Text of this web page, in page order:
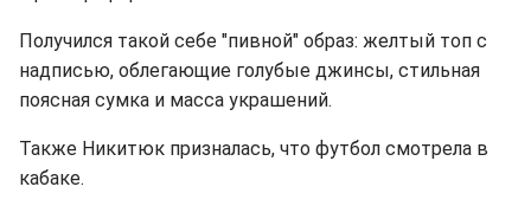
Получился такой себе "пивной" образ: желтый топ с
надписью, облегающие голубые джинсы, стильная
поясная сумка и масса украшений.
Также Никитюк призналась, что футбол смотрела в
кабаке.